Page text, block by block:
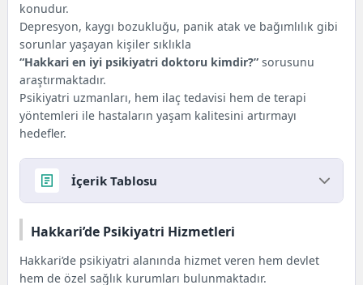
konudur.
Depresyon, kaygı bozukluğu, panik atak ve bağımlılık gibi
sorunlar yaşayan kişiler sıklıkla
“Hakkari en iyi psikiyatri doktoru kimdir?” sorusunu
araştırmaktadır.
Psikiyatri uzmanları, hem ilaç tedavisi hem de terapi
yöntemleri ile hastaların yaşam kalitesini artırmayı
hedefler.
İçerik Tablosu
Psikiyatri Uzmanlarının İlgilendiği Hastalıklar
Hangi Hastanelerde Psikiyatri Doktoru Bulunur?
Ruh Sağlığı Tedavi Yöntemleri
Hakkari’de Psikiyatri Hizmetleri
Hakkari’de psikiyatri alanında hizmet veren hem devlet
hem de özel sağlık kurumları bulunmaktadır.